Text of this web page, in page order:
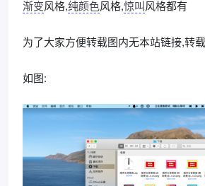
渐变风格,纯颜色风格,惊叫风格都有
为了大家方便转载图内无本站链接,转
如图: